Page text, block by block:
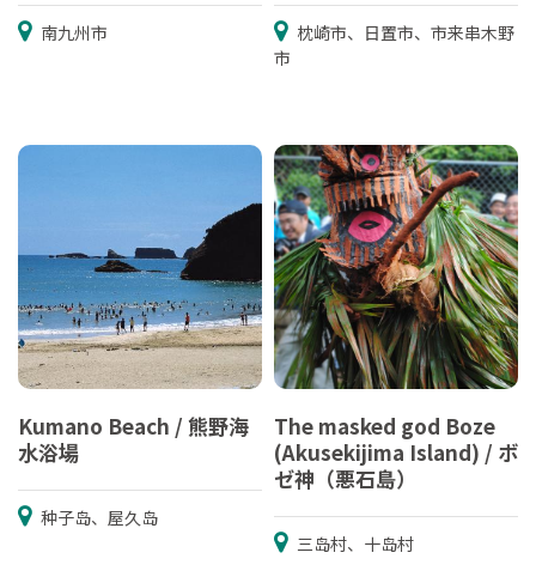
南九州市
枕崎市、日置市、市来串木野
市
Kumano Beach / 熊野海
水浴場
种子岛、屋久岛
The masked god Boze
(Akusekijima Island) / ボ
ゼ神（悪石島）
三岛村、十岛村